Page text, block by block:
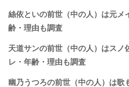
絲依といの前世（中の人）は元メ
齢・理由も調査
天道サンの前世（中の人）はスノ
レ・年齢・理由も調査
幽乃うつろの前世（中の人）は歌